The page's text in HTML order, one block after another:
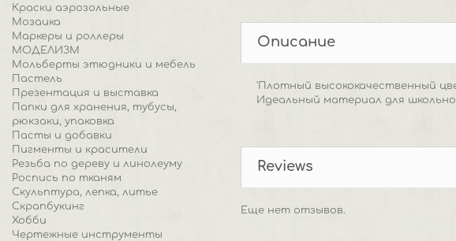
Краски аэрозольные
Мозаика
Маркеры и роллеры
МОДЕЛИЗМ
Мольберты этюдники и мебель
Пастель
Презентация и выставка
Папки для хранения, тубусы,
рюкзаки, упаковка
Пасты и добавки
Пигменты и красители
Резьба по дереву и линолеуму
Роспись по тканям
Скульптура, лепка, литье
Скрапбукинг
Хобби
Чертежные инструменты
Описание
'Плотный высококачественный
Идеальный материал для
Reviews
Еще нет отзывов.